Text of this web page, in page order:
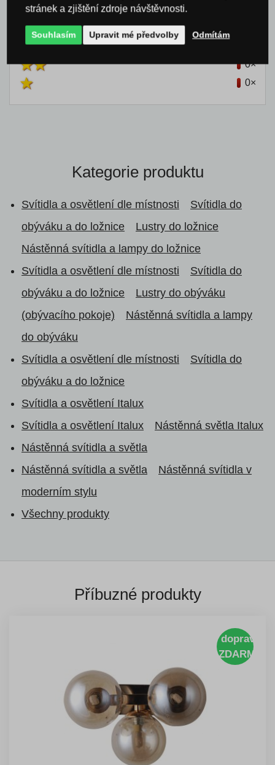
0×
0×
Kategorie produktu
Svítidla a osvětlení dle místnosti
Svítidla do
obýváku a do ložnice
Lustry do ložnice
Nástěnná svítidla a lampy do ložnice
Svítidla a osvětlení dle místnosti
Svítidla do
obýváku a do ložnice
Lustry do obýváku
(obývacího pokoje)
Nástěnná svítidla a lampy
do obýváku
Svítidla a osvětlení dle místnosti
Svítidla do
obýváku a do ložnice
Svítidla a osvětlení Italux
Svítidla a osvětlení Italux
Nástěnná světla Italux
Nástěnná svítidla a světla
Nástěnná svítidla a světla
Nástěnná svítidla v
moderním stylu
Všechny produkty
Příbuzné produkty
doprava
ZDARMA
stránek a zjištění zdroje návštěvnosti.
Souhlasím Upravit mé předvolby Odmítám